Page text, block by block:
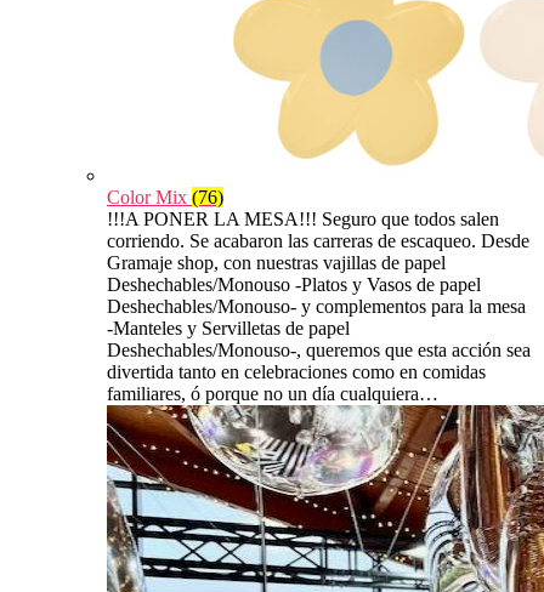
Color Mix (76)
!!!A PONER LA MESA!!! Seguro que todos salen
corriendo. Se acabaron las carreras de escaqueo. Desde
Gramaje shop, con nuestras vajillas de papel
Deshechables/Monouso -Platos y Vasos de papel
Deshechables/Monouso- y complementos para la mesa
-Manteles y Servilletas de papel
Deshechables/Monouso-, queremos que esta acción sea
divertida tanto en celebraciones como en comidas
familiares, ó porque no un día cualquiera…